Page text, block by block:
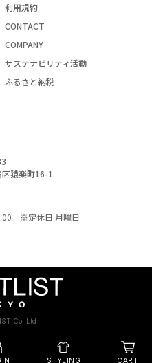
利用規約
CONTACT
COMPANY
サステナビリティ活動
ふるさと納税
区猿楽町16-1
※定休日 月曜日
Co.,Ltd
STYLING CART